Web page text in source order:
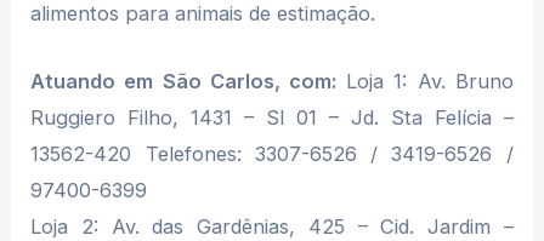
alimentos para animais de estimação.
Atuando em São Carlos, com: Loja 1: Av. Bruno
Ruggiero Filho, 1431 – Sl 01 – Jd. Sta Felícia –
13562-420 Telefones: 3307-6526 / 3419-6526 /
97400-6399
Loja 2: Av. das Gardênias, 425 – Cid. Jardim –